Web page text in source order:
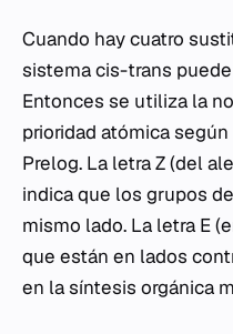
Cuando hay cuatro
sistemacis-trans
Entonces se utiliza la
prioridad atómica
Prelog. La letraZ(del
indica que los grupos
mismo lado. La letra E(
que están en lados
en la síntesis orgánica